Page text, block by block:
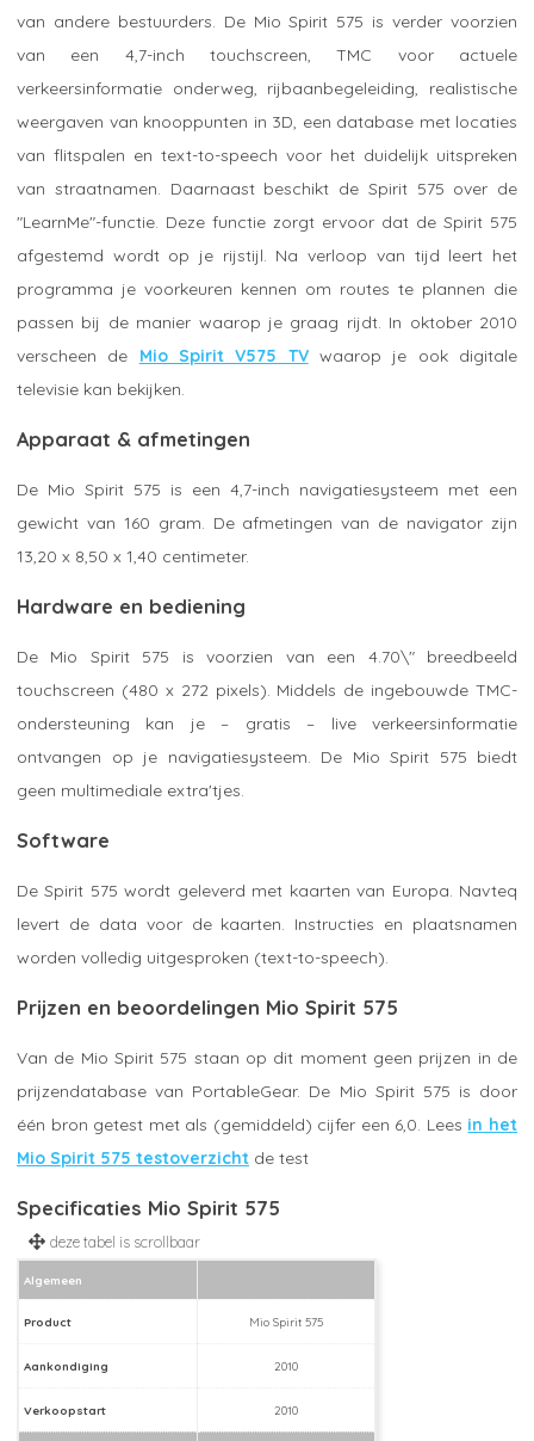
van andere bestuurders. De Mio Spirit 575 is verder voorzien
van een 4,7-inch touchscreen, TMC voor actuele
verkeersinformatie onderweg, rijbaanbegeleiding, realistische
weergaven van knooppunten in 3D, een database met locaties
van flitspalen en text-to-speech voor het duidelijk uitspreken
van straatnamen. Daarnaast beschikt de Spirit 575 over de
"LearnMe"-functie. Deze functie zorgt ervoor dat de Spirit 575
afgestemd wordt op je rijstijl. Na verloop van tijd leert het
programma je voorkeuren kennen om routes te plannen die
passen bij de manier waarop je graag rijdt. In oktober 2010
verscheen de Mio Spirit V575 TVwaarop je ook digitale
televisie kan bekijken.
Apparaat & afmetingen
De Mio Spirit 575 is een 4,7-inch navigatiesysteem met een
gewicht van 160 gram. De afmetingen van de navigator zijn
13,20 x 8,50 x 1,40 centimeter.
Hardware en bediening
De Mio Spirit 575 is voorzien van een 4.70\" breedbeeld
touchscreen (480 x 272 pixels). Middels de ingebouwde TMC-
ondersteuning kan je – gratis – live verkeersinformatie
ontvangen op je navigatiesysteem. De Mio Spirit 575 biedt
geen multimediale extra'tjes.
Software
De Spirit 575 wordt geleverd met kaarten van Europa. Navteq
levert de data voor de kaarten. Instructies en plaatsnamen
worden volledig uitgesproken (text-to-speech).
Prijzen en beoordelingen Mio Spirit 575
Van de Mio Spirit 575 staan op dit moment geen prijzen in de
prijzendatabase van PortableGear. De Mio Spirit 575 is door
één bron getest met als (gemiddeld) cijfer een 6,0. Lees in het
Mio Spirit 575 testoverzicht de test
Specificaties Mio Spirit 575
Algemeen
Product Mio Spirit 575
Aankondiging 2010
Verkoopstart 2010